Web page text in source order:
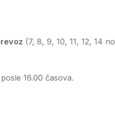
(7, 8, 9, 10, 11, 12, 14
16.00 časova.